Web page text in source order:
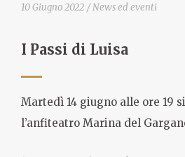
10 Giugno 2022 News ed eventi
I Passi di Luisa
Martedì 14 giugno alle ore 19
l’anfiteatro Marina del